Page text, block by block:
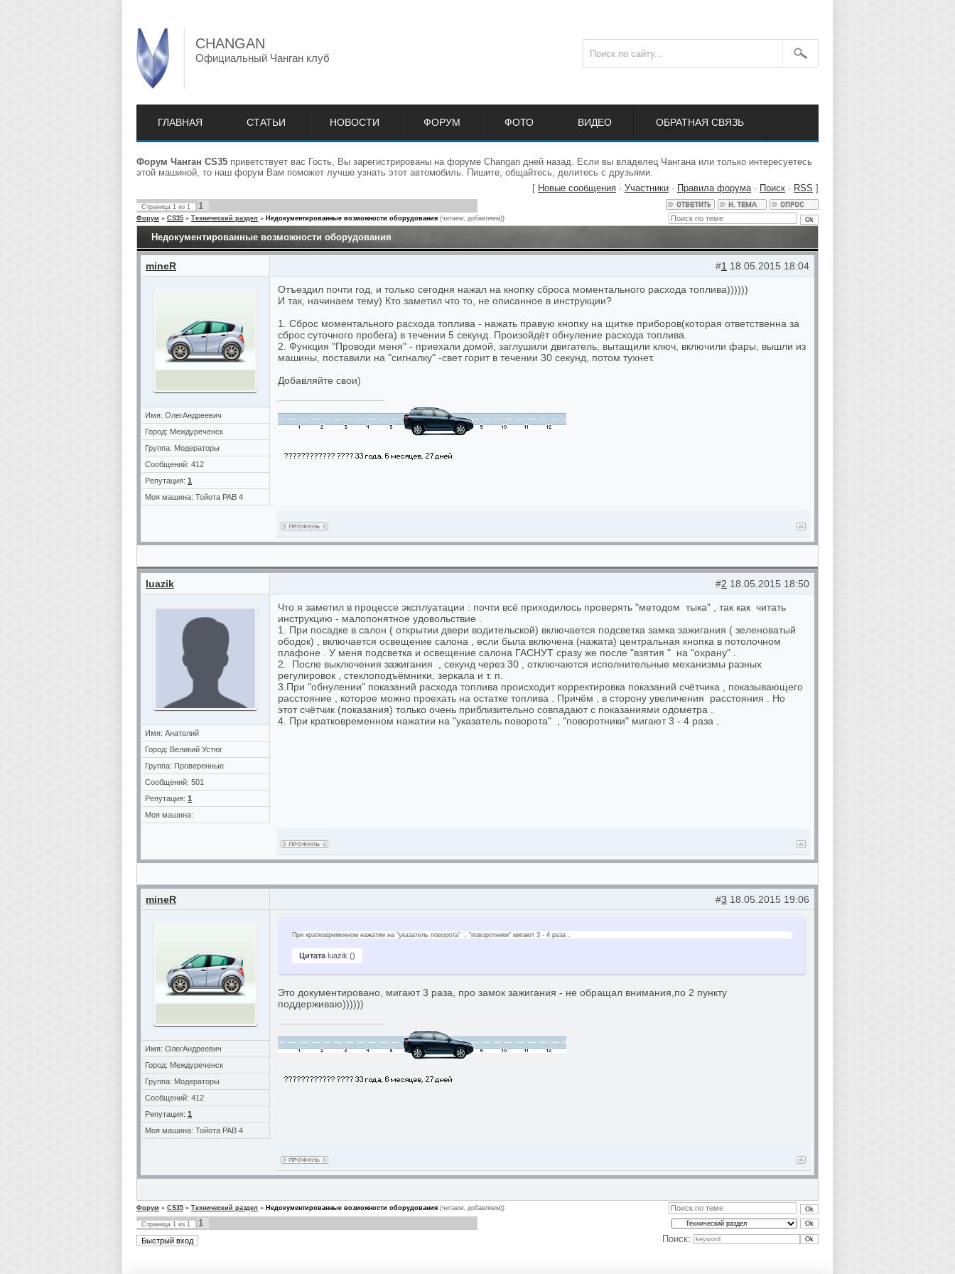
CHANGAN
Официальный Чанган клуб
ГЛАВНАЯ СТАТЬИ НОВОСТИ ФОРУМ ФОТО ВИДЕО ОБРАТНАЯ СВЯЗЬ
Форум Чанган CS35 приветствует вас Гость, Вы зарегистрированы на форуме Changan дней назад. Если вы владелец Чангана или только интересуетесь
этой машиной, то наш форум Вам поможет лучше узнать этот автомобиль. Пишите, общайтесь, делитесь с друзьями.
[ Новые сообщения · Участники · Правила форума· Поиск · RSS ]
Страница 1 из 1 1
Форум » CS35 » Технический раздел » Недокументированные возможности оборудования (читаем, добавляем))
Недокументированные возможности оборудования
mineR
Имя: ОлегАндреевич
Город: Междуреченск
Группа: Модераторы
Сообщений: 412
Репутация: 1
Моя машина: Тойота РАВ 4
#1 18.05.2015 18:04
Отъездил почти год, и только сегодня нажал на кнопку сброса моментального расхода топлива))))))
И так, начинаем тему) Кто заметил что то, не описанное в инструкции?
1. Сброс моментального расхода топлива - нажать правую кнопку на щитке приборов(которая ответственна за
сброс суточного пробега) в течении 5 секунд. Произойдёт обнуление расхода топлива.
2. Функция "Проводи меня" - приехали домой, заглушили двигатель, вытащили ключ, включили фары, вышли из
машины, поставили на "сигналку" -свет горит в течении 30 секунд, потом тухнет.
Добавляйте свои)
luazik
Имя: Анатолий
Город: Великий Устюг
Группа: Проверенные
Сообщений: 501
Репутация: 1
Моя машина:
#2 18.05.2015 18:50
Что я заметил в процессе эксплуатации : почти всё приходилось проверять "методом тыка" , так как читать
инструкцию - малопонятное удовольствие .
1. При посадке в салон ( открытии двери водительской) включается подсветка замка зажигания ( зеленоватый
ободок) , включается освещение салона , если была включена (нажата) центральная кнопка в потолочном
плафоне . У меня подсветка и освещение салона ГАСНУТ сразу же после "взятия " на "охрану" .
2. После выключения зажигания , секунд через 30 , отключаются исполнительные механизмы разных
регулировок , стеклоподъёмники, зеркала и т. п.
3.При "обнулении" показаний расхода топлива происходит корректировка показаний счётчика , показывающего
расстояние , которое можно проехать на остатке топлива . Причём , в сторону увеличения расстояния . Но
этот счётчик (показания) только очень приблизительно совпадают с показаниями одометра .
4. При кратковременном нажатии на "указатель поворота" , "поворотники" мигают 3 - 4 раза .
mineR
Имя: ОлегАндреевич
Город: Междуреченск
Группа: Модераторы
Сообщений: 412
Репутация: 1
Моя машина: Тойота РАВ 4
#3 18.05.2015 19:06
Цитата luazik ()
При кратковременном нажатии на "указатель поворота" , "поворотники" мигают 3 - 4 раза .
Это документировано, мигают 3 раза, про замок зажигания - не обращал внимания,по 2 пункту
поддерживаю))))))
Форум » CS35 » Технический раздел » Недокументированные возможности оборудования (читаем, добавляем))
Страница 1 из 1
1
Поиск: